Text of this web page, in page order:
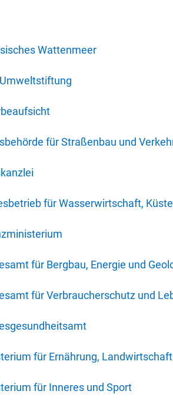
Wattenmeer
für Straßenbau und
für Wasserwirtschaft,
für Bergbau, Energie und
für Verbraucherschutz und
für Ernährung,
für Inneres und Sport